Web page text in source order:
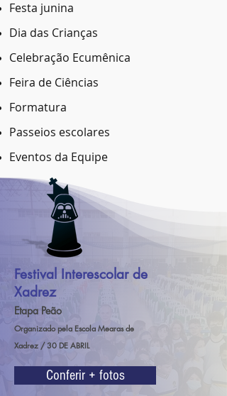
Festa junina
Dia das Crianças
Celebração Ecumênica
Feira de Ciências
Formatura
Passeios escolares
Eventos da Equipe
Festival Interescolar de
Xadrez
Etapa Peão
Organizado pela Escola Mearas de
Xadrez / 30 DE ABRIL
Conferir + fotos